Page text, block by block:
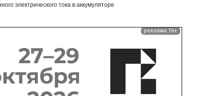
электрического тока в аккумуляторе
реклама 16+